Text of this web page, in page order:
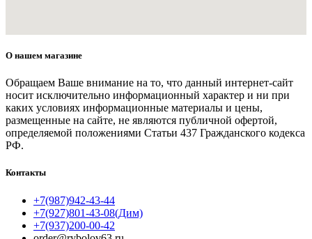
О нашем магазине
Обращаем Ваше внимание на то, что данный интернет-сайт
носит исключительно информационный характер и ни при
каких условиях информационные материалы и цены,
размещенные на сайте, не являются публичной офертой,
определяемой положениями Статьи 437 Гражданского кодекса
РФ.
Контакты
+7(987)942-43-44
+7(927)801-43-08(Дим)
+7(937)200-00-42